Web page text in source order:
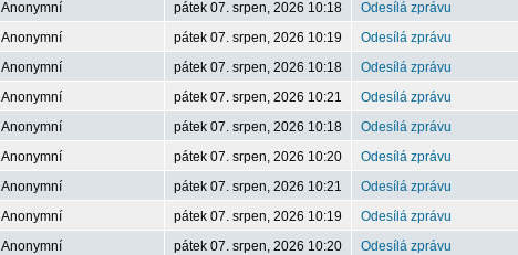
Anonymní
pátek 07. srpen, 2026 10:18
Odesílá zprávu
Anonymní
pátek 07. srpen, 2026 10:19
Odesílá zprávu
Anonymní
pátek 07. srpen, 2026 10:18
Odesílá zprávu
Anonymní
pátek 07. srpen, 2026 10:21
Odesílá zprávu
Anonymní
pátek 07. srpen, 2026 10:18
Odesílá zprávu
Anonymní
pátek 07. srpen, 2026 10:20
Odesílá zprávu
Anonymní
pátek 07. srpen, 2026 10:21
Odesílá zprávu
Anonymní
pátek 07. srpen, 2026 10:19
Odesílá zprávu
Anonymní
pátek 07. srpen, 2026 10:20
Odesílá zprávu